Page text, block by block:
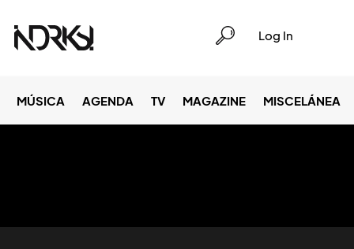
Log In
MÚSICA AGENDA TV MAGAZINE MISCELÁNEA